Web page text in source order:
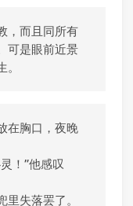
，而且同所有
可是眼前近景
在胸口，夜晚
！”他感叹
失落罢了。